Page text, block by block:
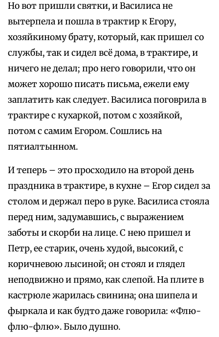
Но вот пришли святки, и Василиса не
вытерпела и пошла в трактир к Егору,
хозяйкиному брату, который, как пришел со
службы, так и сидел всё дома, в трактире, и
ничего не делал; про него говорили, что он
может хорошо писать письма, ежели ему
заплатить как следует. Василиса поговрила в
трактире с кухаркой, потом с хозяйкой,
потом с самим Егором. Сошлись на
пятиалтынном.
И теперь – это просходило на второй день
праздника в трактире, в кухне – Егор сидел за
столом и держал перо в руке. Василиса стояла
перед ним, задумавшись, с выражением
заботы и скорби на лице. С нею пришел и
Петр, ее старик, очень худой, высокий, с
коричневою лысиной; он стоял и глядел
неподвижно и прямо, как слепой. На плите в
кастрюле жарилась свинина; она шипела и
фыркала и как будто даже говорила: «Флю-
флю-флю». Было душно.